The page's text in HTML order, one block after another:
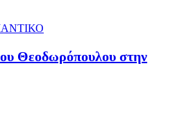
Θεοδωρόπουλου στην